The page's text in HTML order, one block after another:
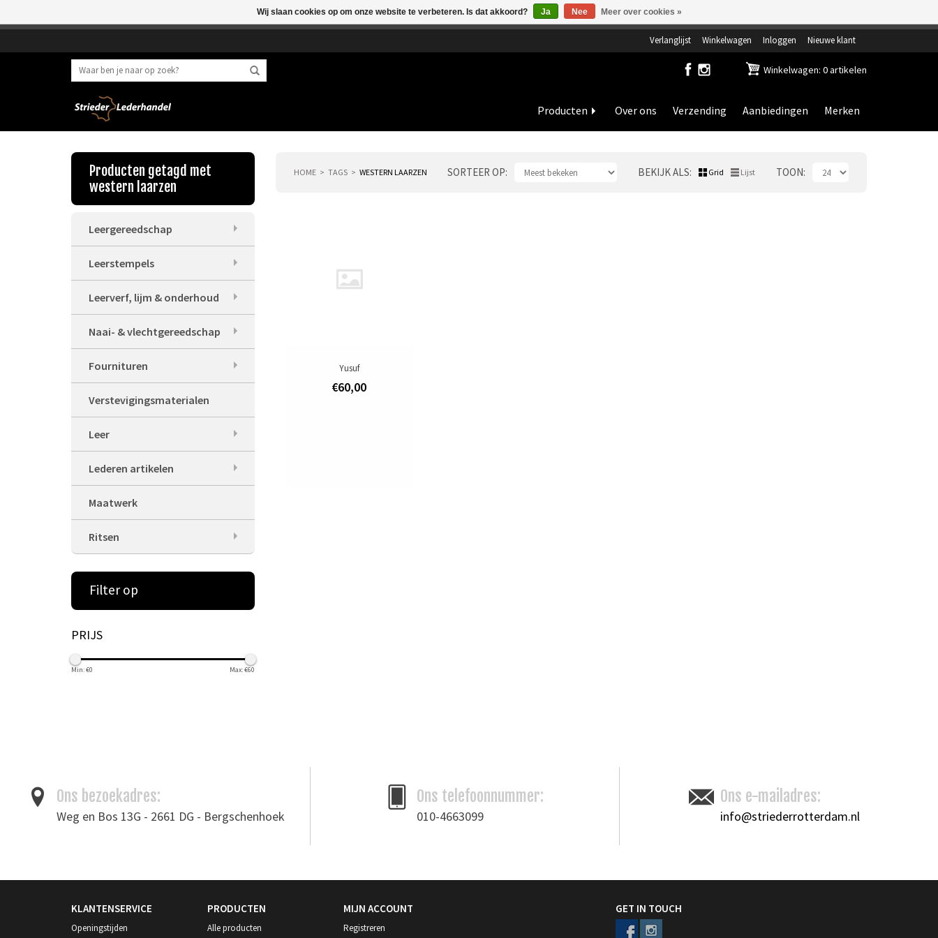
Verlanglijst Winkelwagen Inloggen Nieuwe klant
Winkelwagen: 0 artikelen
Producten Over ons Verzending Aanbiedingen Merken
Producten getagd met
western laarzen
HOME TAGS WESTERN LAARZEN SORTEER OP BEKIJK ALS Grid Lijst TOON
Leergereedschap
Leerstempels
Leerverf, lijm & onderhoud
Naai- & vlechtgereedschap
Fournituren
Verstevigingsmaterialen
Leer
Lederen artikelen
Maatwerk
Ritsen
Filter op
PRIJS
Min: €0 Max: €60
Yusuf
€60,00
Ons bezoekadres:
Weg en Bos 13G - 2661 DG - Bergschenhoek
Ons telefoonnummer:
010-4663099
Ons e-mailadres:
info@striederrotterdam.nl
KLANTENSERVICE
Openingstijden
PRODUCTEN
Alle producten
MIJN ACCOUNT
Registreren
GET IN TOUCH
Wij slaan cookies op om onze website te verbeteren. Is dat akkoord? Ja Nee Meer over cookies »
Beste klant, I.v.m. de vakantieperiode zijn wij in juli en augustus op dinsdag en woensdag gesloten.